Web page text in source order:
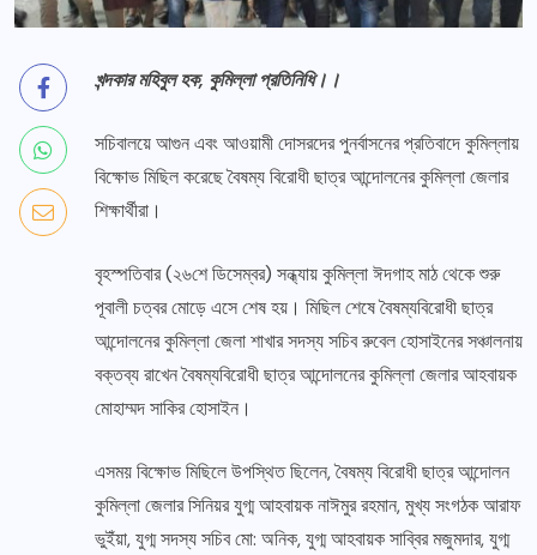
খন্দকার মহিবুল হক, কুমিল্লা প্রতিনিধি।।
সচিবালয়ে আগুন এবং আওয়ামী দোসরদের পুনর্বাসনের প্রতিবাদে কুমিল্লায়
বিক্ষোভ মিছিল করেছে বৈষম্য বিরোধী ছাত্র আন্দোলনের কুমিল্লা জেলার
শিক্ষার্থীরা।
বৃহস্পতিবার (২৬শে ডিসেম্বর) সন্ধ্যায় কুমিল্লা ঈদগাহ মাঠ থেকে শুরু
পূবালী চত্বর মোড়ে এসে শেষ হয়। মিছিল শেষে বৈষম্যবিরোধী ছাত্র
আন্দোলনের কুমিল্লা জেলা শাখার সদস্য সচিব রুবেল হোসাইনের সঞ্চালনায়
বক্তব্য রাখেন বৈষম্যবিরোধী ছাত্র আন্দোলনের কুমিল্লা জেলার আহবায়ক
মোহাম্মদ সাকির হোসাইন।
এসময় বিক্ষোভ মিছিলে উপস্থিত ছিলেন, বৈষম্য বিরোধী ছাত্র আন্দোলন
কুমিল্লা জেলার সিনিয়র যুগ্ম আহবায়ক নাঈমুর রহমান, মুখ্য সংগঠক আরাফ
ভুইঁয়া, যুগ্ম সদস্য সচিব মো: অনিক, যুগ্ম আহবায়ক সাব্বির মজুমদার, যুগ্ম